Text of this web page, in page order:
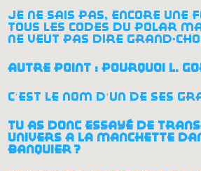
je ne sais pas, encore une
tous les codes du polar
ne veut pas dire grand-
autre point : pourquoi l.
c’est le nom d’un de ses
tu as donc essayé de
univers à la manchette
banquier ?